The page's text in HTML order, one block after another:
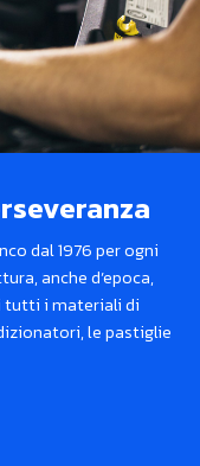
dal 1976 per ogni
anche d’epoca,
tutti i materiali di
le pastiglie